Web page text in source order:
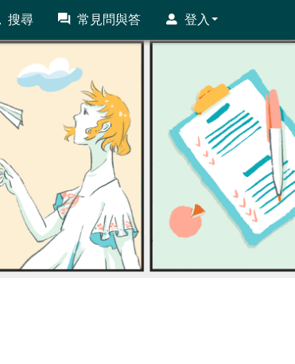
搜尋 常見問與答 登入